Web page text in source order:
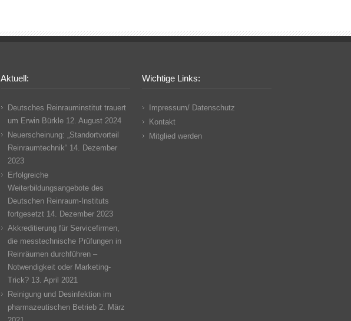
Aktuell:
Deutsches Reinrauminstitut trauert
um Erwin Bürkle 12. August 2024
Neuerscheinung: „Standortvorteil
Reinraumtechnik“ 14. Dezember
2023
Erfolgreiche
Weiterbildungsangebote des
Deutschen Reinraum-Instituts
fortgesetzt 14. Dezember 2023
Akkreditierung für Servicefirmen,
die messtechnische Prüfungen in
Reinräumen durchführen –
Notwendigkeit oder Marketing-
Trick? 13. April 2021
Reinigung und Desinfektion im
pharmazeutischen Betrieb 2. März
Wichtige Links:
Impressum/ Datenschutz
Kontakt
Mitglied werden